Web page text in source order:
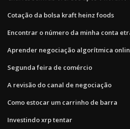
Cotação da bolsa kraft heinz foods
Encontrar o número da minha conta
Aprender negociação algorítmica
Segunda feira de comércio
A revisão do canal de negociação
Como estocar um carrinho de barra
Investindo xrp tentar